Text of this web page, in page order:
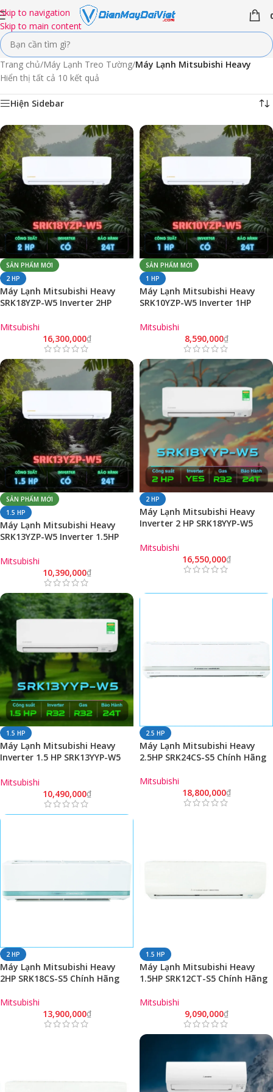
Skip to navigation
Skip to main content
Trang chủ/Máy Lạnh Treo Tường/Máy Lạnh Mitsubishi Heavy
Hiển thị tất cả 10 kết quả
Hiện Sidebar
SẢN PHẨM MỚI
2 HP
Máy Lạnh Mitsubishi Heavy
SRK18YZP-W5 Inverter 2HP
Mitsubishi
16,300,000₫
SẢN PHẨM MỚI
1 HP
Máy Lạnh Mitsubishi Heavy
SRK10YZP-W5 Inverter 1HP
Mitsubishi
8,590,000₫
SẢN PHẨM MỚI
1.5 HP
Máy Lạnh Mitsubishi Heavy
SRK13YZP-W5 Inverter 1.5HP
Mitsubishi
10,390,000₫
2 HP
Máy Lạnh Mitsubishi Heavy
Inverter 2 HP SRK18YYP-W5
Mitsubishi
16,550,000₫
1.5 HP
Máy Lạnh Mitsubishi Heavy
Inverter 1.5 HP SRK13YYP-W5
Mitsubishi
10,490,000₫
2.5 HP
Máy Lạnh Mitsubishi Heavy
2.5HP SRK24CS-S5 Chính Hãng
Mitsubishi
18,800,000₫
2 HP
Máy Lạnh Mitsubishi Heavy
2HP SRK18CS-S5 Chính Hãng
Mitsubishi
13,900,000₫
1.5 HP
Máy Lạnh Mitsubishi Heavy
1.5HP SRK12CT-S5 Chính Hãng
Mitsubishi
9,090,000₫